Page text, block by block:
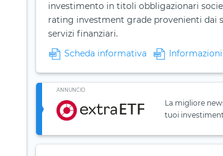
investimento in titoli obbligazionari
rating investment grade provenienti dai
servizi finanziari.
Scheda informativa
ANNUNCIO
La migliore
tuoi